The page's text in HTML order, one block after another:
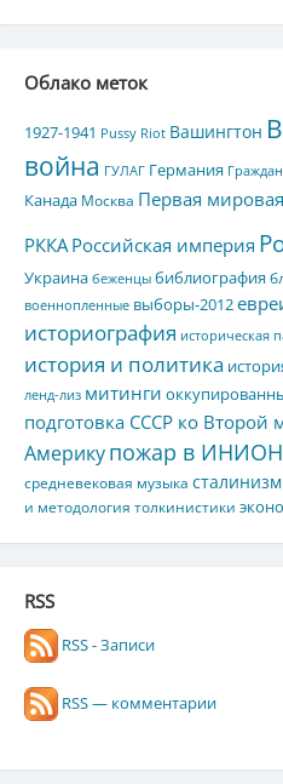
Облако меток
1927-1941 Pussy Riot Вашингтон
война ГУЛАГ Германия
Канада Москва Первая
РККА Российская империя
Украина беженцы библиография
военнопленные выборы-2012
историография историческая
история и политика
ленд-лиз митинги
подготовка СССР ко
Америкупожар в
средневековая музыка сталинизм
и методология толкинистики
RSS
RSS - Записи
RSS — комментарии